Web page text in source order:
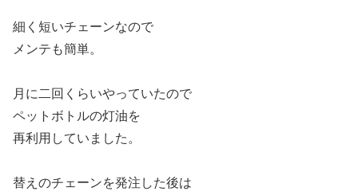
細く短いチェーンなので
メンテも簡単。
月に二回くらいやっていたので
ペットボトルの灯油を
再利用していました。
替えのチェーンを発注した後は